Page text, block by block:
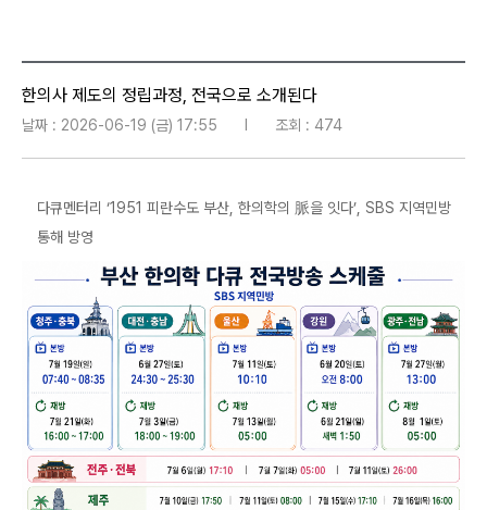
한의사 제도의 정립과정, 전국으로 소개된다
날짜 : 2026-06-19 (금) 17:55 조회 : 474
다큐멘터리 ‘1951 피란수도 부산, 한의학의 脈을 잇다’, SBS 지역민방
통해 방영